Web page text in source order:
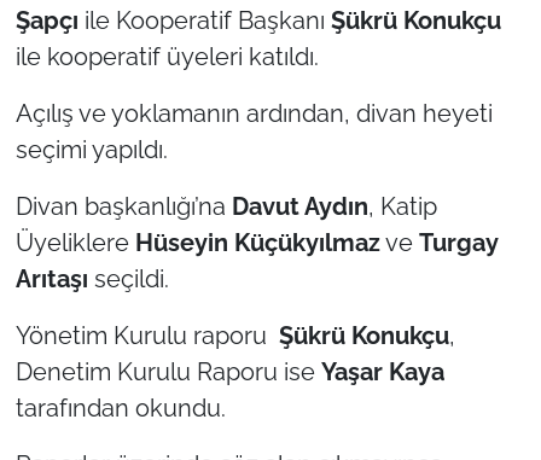
Şapçı ile Kooperatif Başkanı Şükrü Konukçu
ile kooperatif üyeleri katıldı.
Açılış ve yoklamanın ardından, divan heyeti
seçimi yapıldı.
Divan başkanlığı’na Davut Aydın, Katip
Üyeliklere Hüseyin Küçükyılmazve Turgay
Arıtaşı seçildi.
Yönetim Kurulu raporu Şükrü Konukçu,
Denetim Kurulu Raporu ise Yaşar Kaya
tarafından okundu.
Bölge
Güvenlik
Genel
Politika
Flaş Haber
Dış Haberler
Magazin